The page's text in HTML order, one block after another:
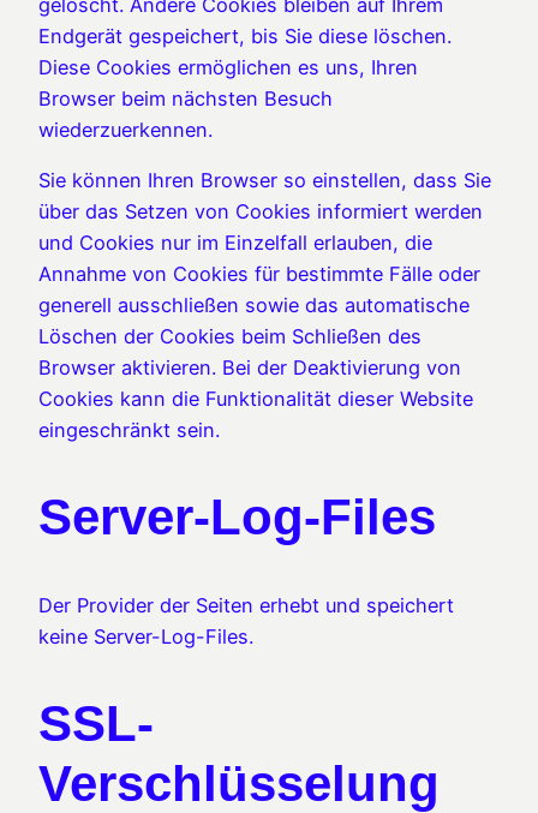
Endgerät gespeichert, bis Sie diese löschen.
Diese Cookies ermöglichen es uns, Ihren
Browser beim nächsten Besuch
wiederzuerkennen.
Sie können Ihren Browser so einstellen, dass Sie
über das Setzen von Cookies informiert werden
und Cookies nur im Einzelfall erlauben, die
Annahme von Cookies für bestimmte Fälle oder
generell ausschließen sowie das automatische
Löschen der Cookies beim Schließen des
Browser aktivieren. Bei der Deaktivierung von
Cookies kann die Funktionalität dieser Website
eingeschränkt sein.
Server-Log-Files
Der Provider der Seiten erhebt und speichert
keine Server-Log-Files.
SSL-
Verschlüsselung